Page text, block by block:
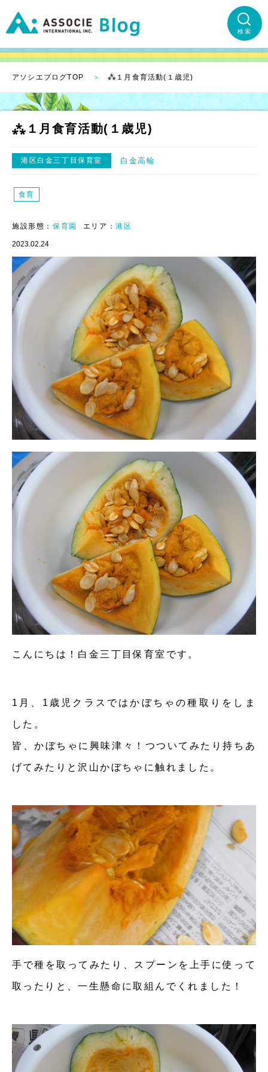
検索
アソシエブログTOP ⁂１月食育活動(１歳児)
⁂１月食育活動(１歳児)
港区白金三丁目保育室 白金高輪
食育
施設形態： 保育園 エリア：港区
2023.02.24
こんにちは！白金三丁目保育室です。
1月、1歳児クラスではかぼちゃの種取りをしま
した。
皆、かぼちゃに興味津々！つついてみたり持ちあ
げてみたりと沢山かぼちゃに触れました。
手で種を取ってみたり、スプーンを上手に使って
取ったりと、一生懸命に取組んでくれました！